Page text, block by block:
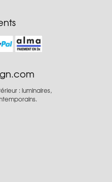
: luminaires,